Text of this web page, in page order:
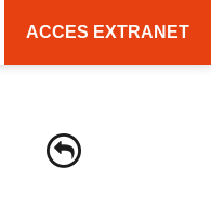
ACCES EXTRANET